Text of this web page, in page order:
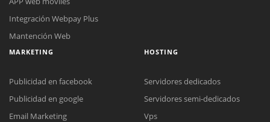
Integración Webpay Plus
Mantención Web
MARKETING
Publicidad en facebook
Publicidad en google
Email Marketing
HOSTING
Servidores dedicados
Servidores semi-dedicados
Vps